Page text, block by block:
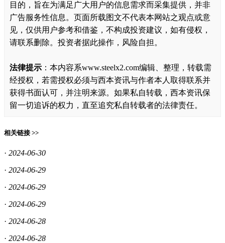
目的，旨在为满足广大用户的信息需求而采集提供，并非
广告服务性信息。页面所载图文不代表本网站之观点或意
见，仅供用户参考和借鉴，不构成投资建议，如有侵权，
请联系删除。投资者据此操作，风险自担。
法律提示 ：本内容系www.steelx2.com编辑、整理，转载需
经授权，若需授权必须与西本资讯与作者本人取得联系并
获得书面认可，并注明来源。如果私自转载，西本资讯保
留一切追诉的权力，直至追究私自转载者的法律责任。
相关链接 >>
· 2024-06-30
· 2024-06-29
· 2024-06-29
· 2024-06-29
· 2024-06-28
· 2024-06-28